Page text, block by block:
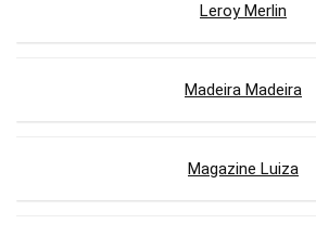
Leroy Merlin
Madeira Madeira
Magazine Luiza